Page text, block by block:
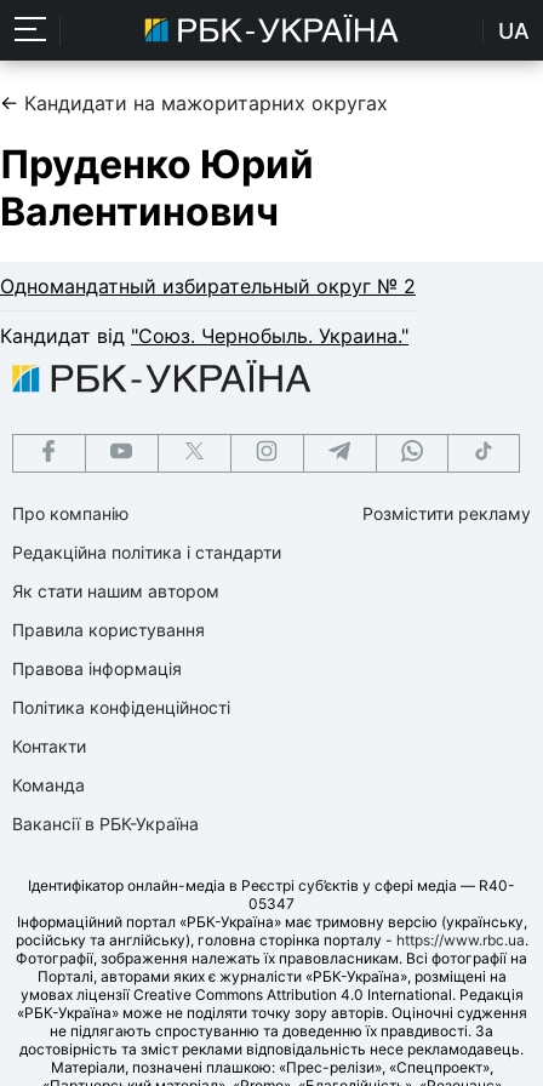
UA
← Кандидати на мажоритарних округах
Пруденко Юрий
Валентинович
Одномандатный избирательный округ № 2
Кандидат від "Союз. Чернобыль. Украина."
Про компанію
Редакційна політика і стандарти
Як стати нашим автором
Правила користування
Правова інформація
Політика конфіденційності
Контакти
Команда
Вакансії в РБК-Україна
Розмістити рекламу
Ідентифікатор онлайн-медіа в Реєстрі суб’єктів у сфері медіа — R40-
05347
Інформаційний портал «РБК-Україна» має тримовну версію (українську,
російську та англійську), головна сторінка порталу - https://www.rbc.ua.
Фотографії, зображення належать їх правовласникам. Всі фотографії на
Порталі, авторами яких є журналісти «РБК-Україна», розміщені на
умовах ліцензії Creative Commons Attribution 4.0 International. Редакція
«РБК-Україна» може не поділяти точку зору авторів. Оціночні судження
не підлягають спростуванню та доведенню їх правдивості. За
достовірність та зміст реклами відповідальність несе рекламодавець.
Матеріали, позначені плашкою: «Прес-релізи», «Спецпроект»,